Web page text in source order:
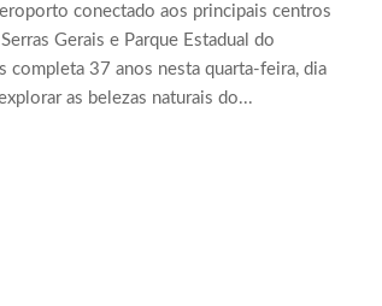
conectado aos principais centros
Gerais e Parque Estadual do
completa 37 anos nesta quarta-feira, dia
as belezas naturais do...